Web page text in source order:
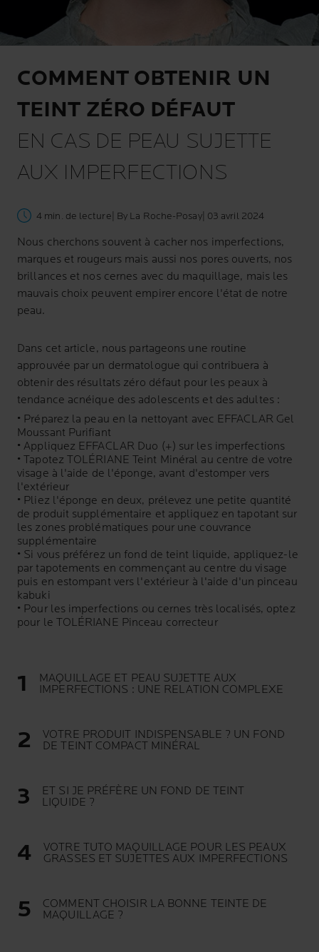
COMMENT OBTENIR UN
TEINT ZÉRO DÉFAUT
EN CAS DE PEAU SUJETTE
AUX IMPERFECTIONS
4 min. de lecture | By La Roche-Posay| 03 avril 2024
Nous cherchons souvent à cacher nos imperfections,
marques et rougeurs mais aussi nos pores ouverts, nos
brillances et nos cernes avec du maquillage, mais les
mauvais choix peuvent empirer encore l'état de notre
peau.
Dans cet article, nous partageons une routine
approuvée par un dermatologue qui contribuera à
obtenir des résultats zéro défaut pour les peaux à
tendance acnéique des adolescents et des adultes :
• Préparez la peau en la nettoyant avec EFFACLAR Gel
Moussant Purifiant
• Appliquez EFFACLAR Duo (+) sur les imperfections
• Tapotez TOLÉRIANE Teint Minéral au centre de votre
visage à l'aide de l'éponge, avant d'estomper vers
l'extérieur
• Pliez l'éponge en deux, prélevez une petite quantité
de produit supplémentaire et appliquez en tapotant sur
les zones problématiques pour une couvrance
supplémentaire
• Si vous préférez un fond de teint liquide, appliquez-le
par tapotements en commençant au centre du visage
puis en estompant vers l'extérieur à l'aide d'un pinceau
kabuki
• Pour les imperfections ou cernes très localisés, optez
pour le TOLÉRIANE Pinceau correcteur
MAQUILLAGE ET PEAU SUJETTE AUX
IMPERFECTIONS : UNE RELATION COMPLEXE
VOTRE PRODUIT INDISPENSABLE ? UN FOND
DE TEINT COMPACT MINÉRAL
ET SI JE PRÉFÈRE UN FOND DE TEINT
LIQUIDE ?
VOTRE TUTO MAQUILLAGE POUR LES PEAUX
GRASSES ET SUJETTES AUX IMPERFECTIONS
COMMENT CHOISIR LA BONNE TEINTE DE
MAQUILLAGE ?